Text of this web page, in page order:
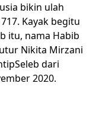
bikin ulah
Kayak begitu
itu, nama Habib
Nikita Mirzani
dari
2020.